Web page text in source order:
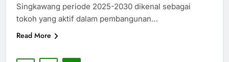
Singkawang periode 2025-2030 dikenal sebagai
tokoh yang aktif dalam pembangunan…
Read More